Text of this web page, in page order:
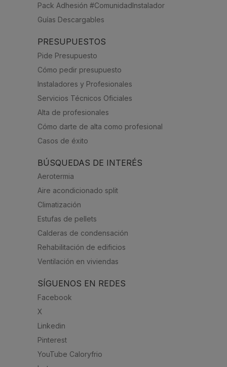
Pack Adhesión #ComunidadInstalador
Guías Descargables
PRESUPUESTOS
Pide Presupuesto
Cómo pedir presupuesto
Instaladores y Profesionales
Servicios Técnicos Oficiales
Alta de profesionales
Cómo darte de alta como profesional
Casos de éxito
BÚSQUEDAS DE INTERÉS
Aerotermia
Aire acondicionado split
Climatización
Estufas de pellets
Calderas de condensación
Rehabilitación de edificios
Ventilación en viviendas
SÍGUENOS EN REDES
Facebook
X
Linkedin
Pinterest
YouTube Caloryfrio